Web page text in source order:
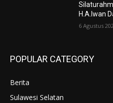
H.A.Iwan
6 Agustus
POPULAR CATEGORY
Berita
Sulawesi Selatan